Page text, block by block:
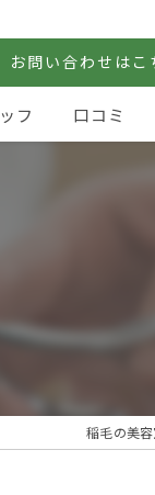
お問い合わせはこ
フ 口コミ
稲毛の美